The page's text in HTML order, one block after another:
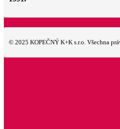
© 2025 KOPEČNÝ K+K s.r.o. Všechna